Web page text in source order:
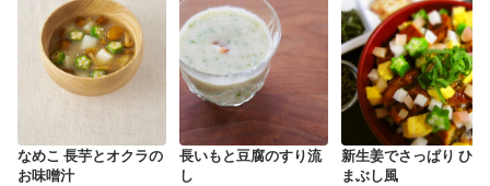
なめこ 長芋とオクラの
お味噌汁
長いもと豆腐のすり流
し
新生姜でさっぱり ひつ
まぶし風